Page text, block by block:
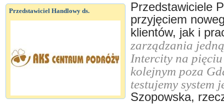
Przedstawiciel Handlowy ds.
Przedstawiciele
przyjęciem
klientów, jak i
zarządzania
Intercity na
kolejnym poza
testujemy system
Szopowska,